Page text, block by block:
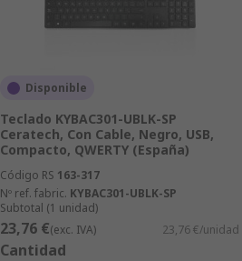
Disponible
Teclado KYBAC301-UBLK-SP
Ceratech, Con Cable, Negro, USB,
Compacto, QWERTY (España)
Código RS 163-317
Nº ref. fabric. KYBAC301-UBLK-SP
Subtotal (1 unidad)
23,76 €(exc. IVA) 23,76 €/unidad
Cantidad